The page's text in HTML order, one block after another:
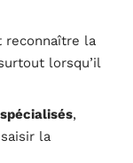
reconnaître la
lorsqu’il
,
la